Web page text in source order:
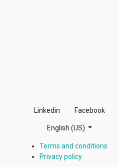
Linkedin Facebook
English (US)
Terms and conditions
Privacy policy